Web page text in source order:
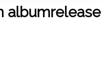
albumrelease